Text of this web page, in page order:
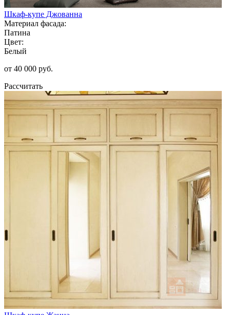
Шкаф-купе Джованна
Материал фасада:
Патина
Цвет:
Белый
от 40 000 руб.
Рассчитать